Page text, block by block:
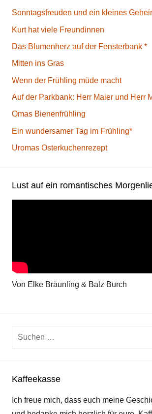
Sonntagsfreuden und ein kleines
Kurt hat viele Freundinnen
Das Blumenherz auf der Fensterbank *
Mitten ins Gras
Wenn der Frühling müde macht
Auf der Parkbank: Herr Maier und Herr
Omas Bienenfrühling
Ein wundersamer Tag im Frühling*
Uromas Osterkuchenrezept
Lust auf ein romantisches
Von Elke Bräunling & Balz Burch
Suchen
Kaffeekasse
Ich freue mich, dass euch meine